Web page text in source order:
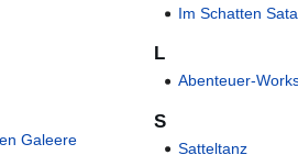
Galeere
Im Schatten
L
Abenteuer-
S
Satteltanz